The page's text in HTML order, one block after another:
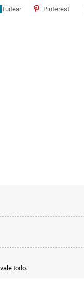
Tuitear Pinterest
todo.